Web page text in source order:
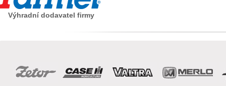
Výhradní dodavatel firmy